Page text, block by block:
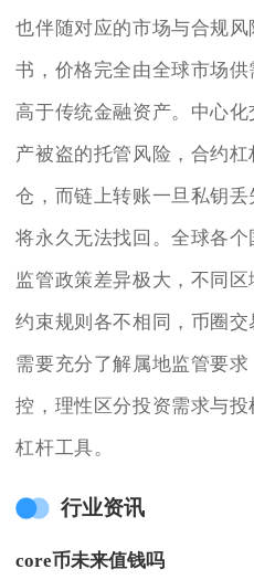
也伴随对应的市场与合规
书，价格完全由全球市场
高于传统金融资产。中心
产被盗的托管风险，合约
仓，而链上转账一旦私钥
将永久无法找回。全球各
监管政策差异极大，不同
约束规则各不相同，币圈交
需要充分了解属地监管要
控，理性区分投资需求与
杠杆工具。
行业资讯
core币未来值钱吗